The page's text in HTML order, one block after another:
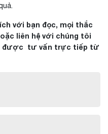
với bạn đọc, mọi thắc
liên hệ với chúng tôi
được tư vấn trực tiếp từ